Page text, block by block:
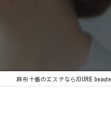
麻布十番のエステならJOURIE beaute